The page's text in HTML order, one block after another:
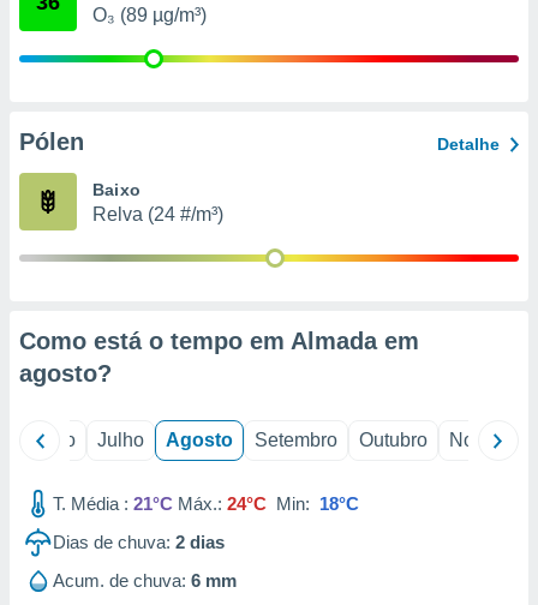
estudos
1199
O₃ (89 µg/m³)
Pólen Detalhe
Baixo
Relva (24 #/m³)
Como está o tempo em Almada em
agosto?
Junho Julho Agosto Setembro Outubro Novembro
T. Média : 21°C Máx.: 24°C Min: 18°C
Dias de chuva: 2 dias
Acum. de chuva: 6 mm